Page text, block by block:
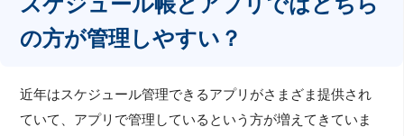
の方が管理しやすい？
近年はスケジュール管理できるアプリがさまざま提供され
ていて、アプリで管理しているという方が増えてきていま